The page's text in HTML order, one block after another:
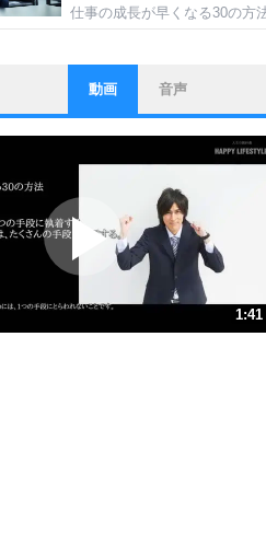
仕事の成長が早くなる30の方
ストレス対策
他人と比べない。
いっそのこと、他人を見
いらいらしない人になる30の方
ポジティブになれない原
しないから。
ポジティブ思考になる30の方法
ストレス対策
動画 音声
1:41